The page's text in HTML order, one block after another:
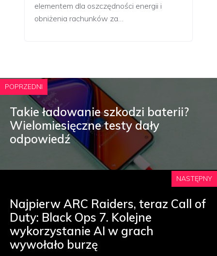
elementem dla oszczędności energii i
obniżenia rachunków za…
POPRZEDNI
Takie ładowanie szkodzi baterii?
Wielomiesięczne testy dały
odpowiedź
NASTĘPNY
Najpierw ARC Raiders, teraz Call of
Duty: Black Ops 7. Kolejne
wykorzystanie AI w grach
wywołało burzę